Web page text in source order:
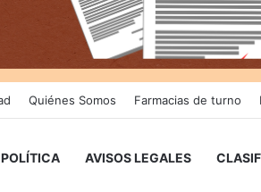
Quiénes Somos Farmacias de turno
POLÍTICA AVISOS LEGALES